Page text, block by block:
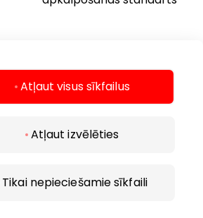
Atļaut visus sīkfailus
Atļaut izvēlēties
Tikai nepieciešamie sīkfaili